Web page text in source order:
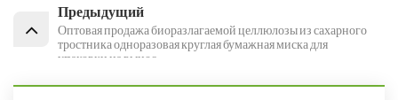
Предыдущий
Оптовая продажа биоразлагаемой целлюлозы из сахарного
тростника одноразовая круглая бумажная миска для
упаковки на вынос